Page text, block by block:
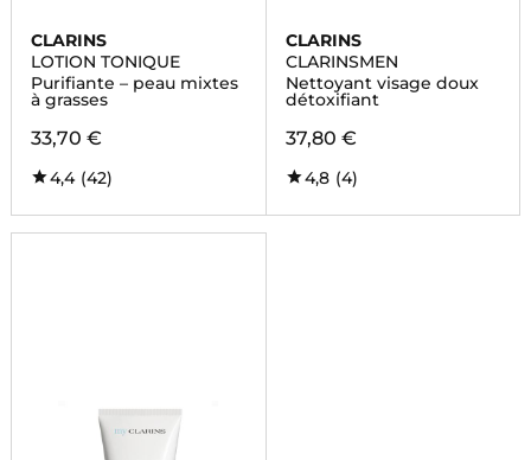
CLARINS
LOTION TONIQUE
Purifiante – peau mixtes
à grasses
33,70 €
4,4 (42)
CLARINS
CLARINSMEN
Nettoyant visage doux
détoxifiant
37,80 €
4,8 (4)